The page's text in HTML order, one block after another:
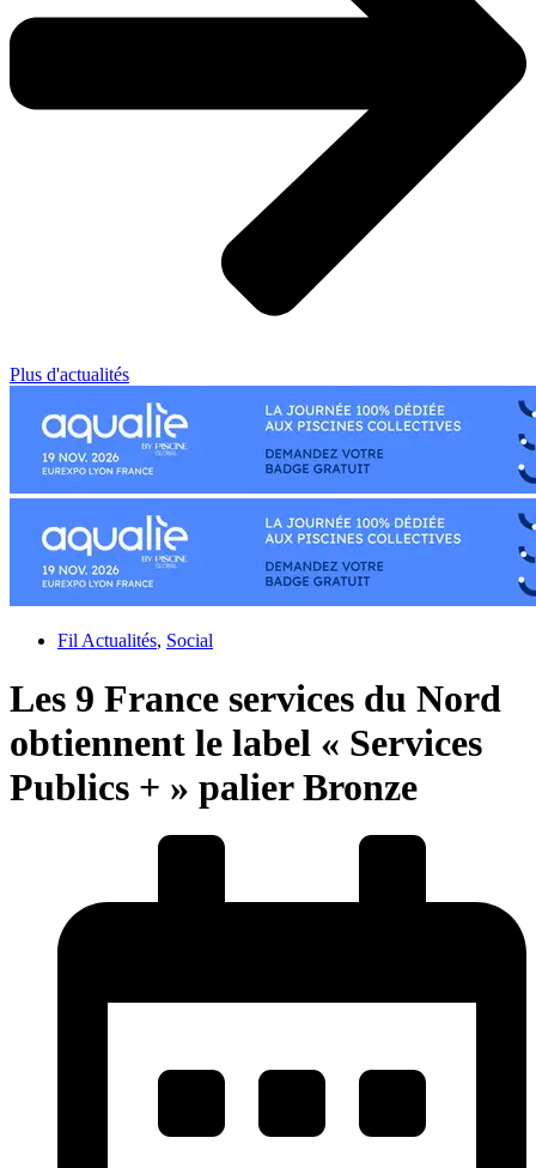
Plus d'actualités
Fil Actualités, Social
Les 9 France services du Nord
obtiennent le label « Services
Publics + » palier Bronze